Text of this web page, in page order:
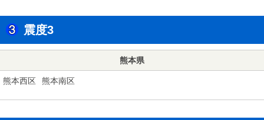
震度3
熊本県
熊本西区 熊本南区